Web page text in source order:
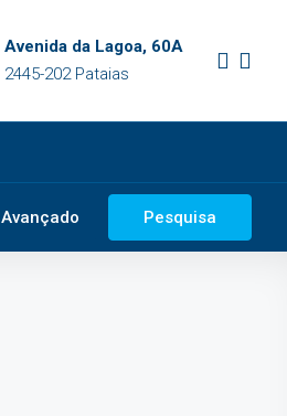
Avenida da Lagoa, 60A
2445-202 Pataias
Avançado Pesquisa